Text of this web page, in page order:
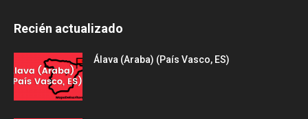
Recién actualizado
Álava (Araba) (País Vasco, ES)